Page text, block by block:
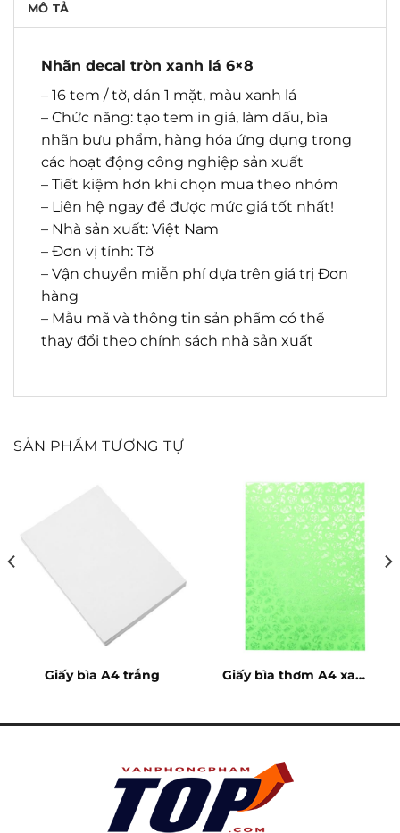
MÔ TẢ
Nhãn decal tròn xanh lá 6×8
– 16 tem / tờ, dán 1 mặt, màu xanh lá
– Chức năng: tạo tem in giá, làm dấu, bìa
nhãn bưu phẩm, hàng hóa ứng dụng trong
các hoạt động công nghiệp sản xuất
– Tiết kiệm hơn khi chọn mua theo nhóm
– Liên hệ ngay để được mức giá tốt nhất!
– Nhà sản xuất: Việt Nam
– Đơn vị tính: Tờ
– Vận chuyển miễn phí dựa trên giá trị Đơn
hàng
– Mẫu mã và thông tin sản phẩm có thể
thay đổi theo chính sách nhà sản xuất
SẢN PHẨM TƯƠNG TỰ
Giấy bìa A4 trắng
Giấy bìa thơm A4 xanh